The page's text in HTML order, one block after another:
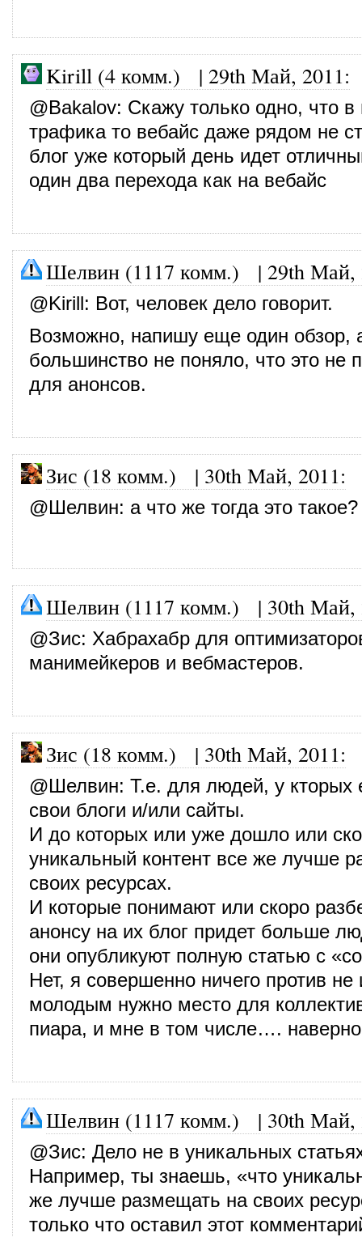
Kirill (4 комм.) | 29th Май, 2011:
@Bakalov: Скажу только одно, что в
трафика то вебайс даже рядом не
блог уже который день идет
один два перехода как на вебайс
Шелвин (1117 комм.) | 29th Май,
@Kirill: Вот, человек дело говорит.
Возможно, напишу еще один обзор,
большинство не поняло, что это не
для анонсов.
Зис (18 комм.) | 30th Май, 2011:
@Шелвин: а что же тогда это
Шелвин (1117 комм.) | 30th Май,
@Зис: Хабрахабр для
манимейкеров и вебмастеров.
Зис (18 комм.) | 30th Май, 2011:
@Шелвин: Т.е. для людей, у кторых
свои блоги и/или сайты.
И до которых или уже дошло или
уникальный контент все же лучше
своих ресурсах.
И которые понимают или скоро
анонсу на их блог придет больше
они опубликуют полную статью с
Нет, я совершенно ничего против
молодым нужно место для
пиара, и мне в том числе….
Шелвин (1117 комм.) | 30th Май,
@Зис: Дело не в уникальных
Например, ты знаешь, «что
же лучше размещать на своих
только что оставил этот